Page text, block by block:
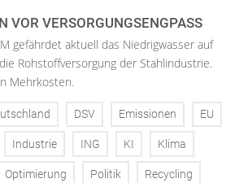
VOR VERSORGUNGSENGPASS
gefährdet aktuell das Niedrigwasser auf
Rohstoffversorgung der Stahlindustrie.
Mehrkosten.
DSV Emissionen EU
Industrie ING KI Klima
Optimierung Politik Recycling